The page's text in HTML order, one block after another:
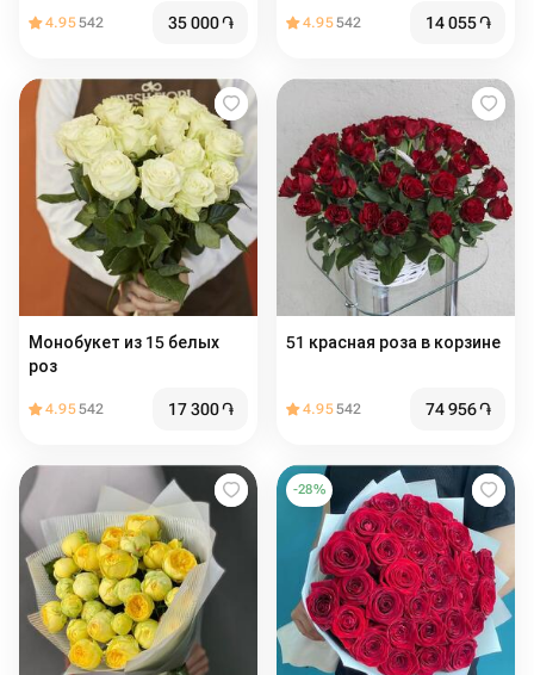
4.95542 35 000֏ 4.95542 14 055֏
Монобукет из 15 белых
роз
4.95542 17 300֏
51 красная роза в корзине
4.95542 74 956֏
-28%